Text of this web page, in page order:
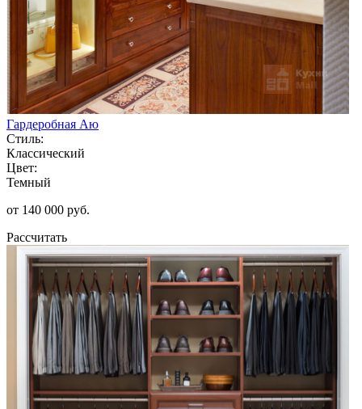
Гардеробная Аю
Стиль:
Классический
Цвет:
Темный
от 140 000 руб.
Рассчитать